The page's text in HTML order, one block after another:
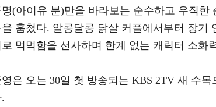
(아이유 분)만을 바라보는 순수하고 우직한
훔쳤다. 알콩달콩 닭살 커플에서부터 장기
먹먹함을 선사하며 한계 없는 캐릭터 소화
은 오는 30일 첫 방송되는 KBS 2TV 새 수